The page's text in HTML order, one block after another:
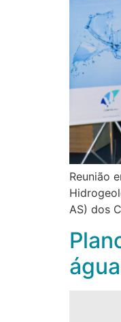
Reunião
AS) dos